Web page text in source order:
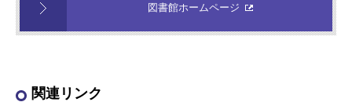
図書館ホームページ
関連リンク